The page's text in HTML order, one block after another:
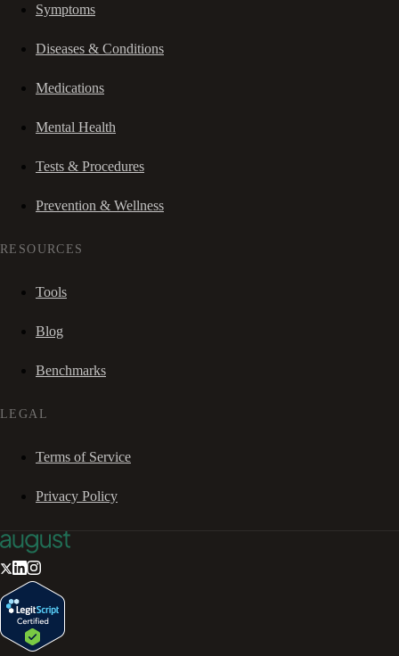
Symptoms
Diseases & Conditions
Medications
Mental Health
Tests & Procedures
Prevention & Wellness
RESOURCES
Tools
Blog
Benchmarks
LEGAL
Terms of Service
Privacy Policy